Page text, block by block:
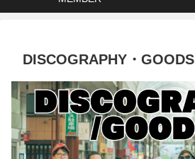
DISCOGRAPHY・GOODS